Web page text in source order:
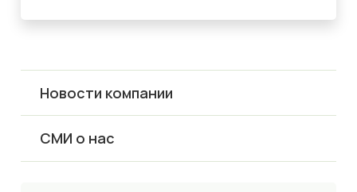
Новости компании
СМИ о нас